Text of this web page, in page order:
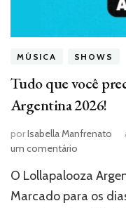
MÚSICA SHOWS
Tudo que você
Argentina 2026!
porIsabella Manfrenato
um comentário
que
você
O Lollapalooza
Marcado para os